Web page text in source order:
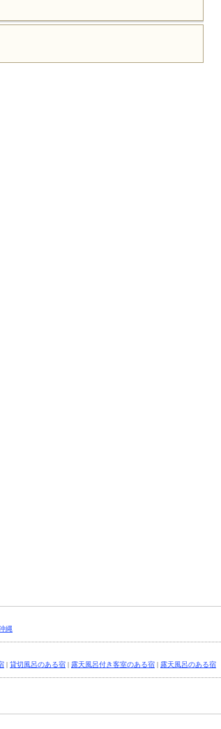
縄
| 貸切風呂のある宿 | 露天風呂付き客室のある宿 | 露天風呂のある宿